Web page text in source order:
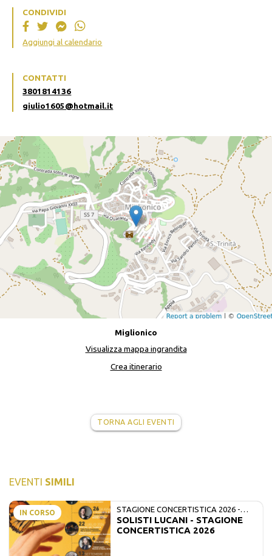
CONDIVIDI
Aggiungi al calendario
CONTATTI
3801814136
giulio1605@hotmail.it
Miglionico
Visualizza mappa ingrandita
Crea itinerario
TORNA AGLI EVENTI
EVENTI SIMILI
IN CORSO
STAGIONE CONCERTISTICA 2026 -
MATE E SOLISTI LUCANI
SOLISTI LUCANI - STAGIONE
CONCERTISTICA 2026